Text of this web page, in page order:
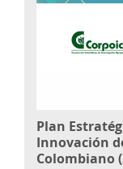
Plan
Innovación
Colombiano